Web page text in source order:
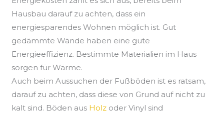
Hausbau darauf zu achten, dass ein
energiesparendes Wohnen möglich ist. Gut
gedämmte Wände haben eine gute
Energieeffizienz. Bestimmte Materialien im Haus
sorgen für Wärme.
Auch beim Aussuchen der Fußböden ist es ratsam,
darauf zu achten, dass diese von Grund auf nicht zu
kalt sind. Böden aus Holz oder Vinyl sind